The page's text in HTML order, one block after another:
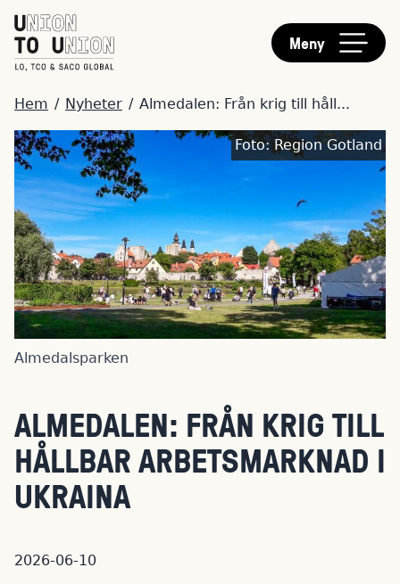
Hoppa
till
huvudinnehåll
Meny
LÄNKSTIG
Hem / Nyheter / Almedalen: Från krig till håll...
Bild
Almedalsparken
Foto:Region Gotland
ALMEDALEN: FRÅN KRIG TILL
HÅLLBAR ARBETSMARKNAD I
UKRAINA
2026-06-10